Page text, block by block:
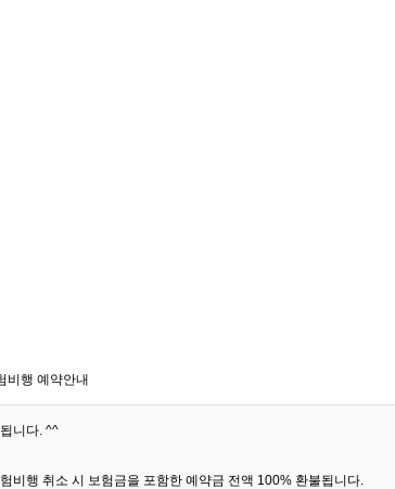
비행 예약안내
니다. ^^
비행 취소 시 보험금을 포함한 예약금 전액 100% 환불됩니다.